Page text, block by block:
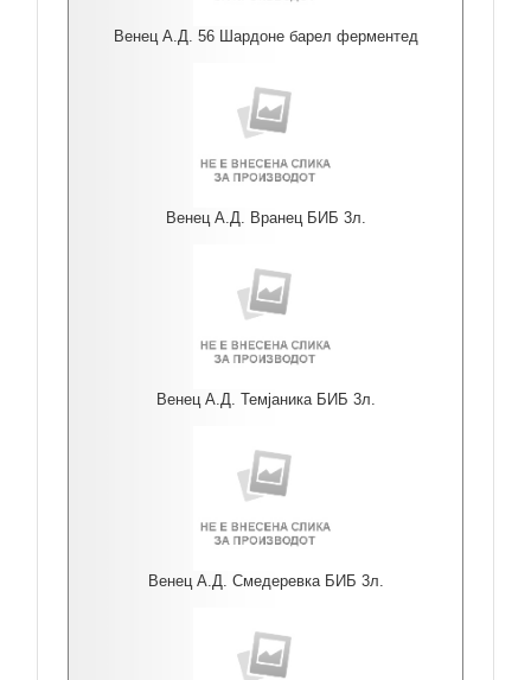
Венец А.Д. 56 Шардоне барел ферментед
Венец А.Д. Вранец БИБ 3л.
Венец А.Д. Темјаника БИБ 3л.
Венец А.Д. Смедеревка БИБ 3л.